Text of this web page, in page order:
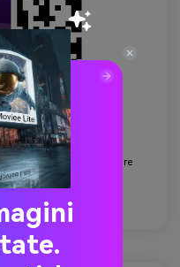
elemento che possa
rendendo le tue opere